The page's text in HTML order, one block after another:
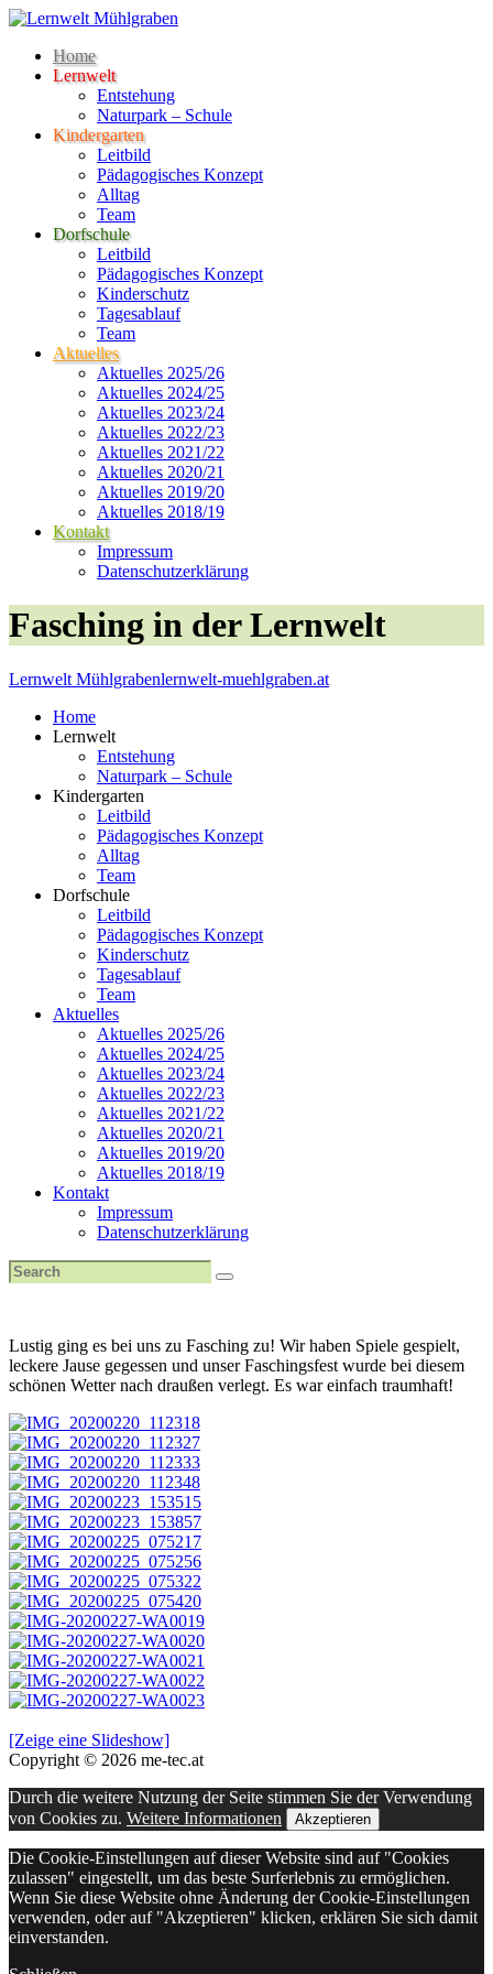
Home
Lernwelt
Entstehung
Naturpark – Schule
Kindergarten
Leitbild
Pädagogisches Konzept
Alltag
Team
Dorfschule
Leitbild
Pädagogisches Konzept
Kinderschutz
Tagesablauf
Team
Aktuelles
Aktuelles 2025/26
Aktuelles 2024/25
Aktuelles 2023/24
Aktuelles 2022/23
Aktuelles 2021/22
Aktuelles 2020/21
Aktuelles 2019/20
Aktuelles 2018/19
Kontakt
Impressum
Datenschutzerklärung
Fasching in der Lernwelt
Lernwelt Mühlgrabenlernwelt-muehlgraben.at
Home
Lernwelt
Entstehung
Naturpark – Schule
Kindergarten
Leitbild
Pädagogisches Konzept
Alltag
Team
Dorfschule
Leitbild
Pädagogisches Konzept
Kinderschutz
Tagesablauf
Team
Aktuelles
Aktuelles 2025/26
Aktuelles 2024/25
Aktuelles 2023/24
Aktuelles 2022/23
Aktuelles 2021/22
Aktuelles 2020/21
Aktuelles 2019/20
Aktuelles 2018/19
Kontakt
Impressum
Datenschutzerklärung
Lustig ging es bei uns zu Fasching zu! Wir haben Spiele gespielt,
leckere Jause gegessen und unser Faschingsfest wurde bei diesem
schönen Wetter nach draußen verlegt. Es war einfach traumhaft!
[Zeige eine Slideshow]
Copyright © 2026 me-tec.at
Durch die weitere Nutzung der Seite stimmen Sie der Verwendung
von Cookies zu. Weitere Informationen Akzeptieren
Die Cookie-Einstellungen auf dieser Website sind auf "Cookies
zulassen" eingestellt, um das beste Surferlebnis zu ermöglichen.
Wenn Sie diese Website ohne Änderung der Cookie-Einstellungen
verwenden, oder auf "Akzeptieren" klicken, erklären Sie sich damit
einverstanden.